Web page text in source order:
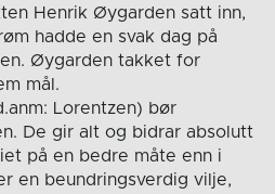
Henrik Øygarden satt inn,
hadde en svak dag på
Øygarden takket for
mål.
Lorentzen) bør
De gir alt og bidrar absolutt
på en bedre måte enn i
en beundringsverdig vilje,